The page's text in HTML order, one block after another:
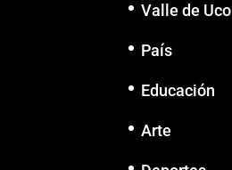
Valle de Uco
País
Educación
Arte